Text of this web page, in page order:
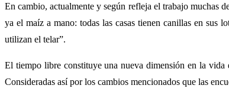
En cambio, actualmente y según refleja el trabajo muchas
ya el maíz a mano: todas las casas tienen canillas en sus
utilizan el telar”.
El tiempo libre constituye una nueva dimensión en la vida
Consideradas así por los cambios mencionados que las